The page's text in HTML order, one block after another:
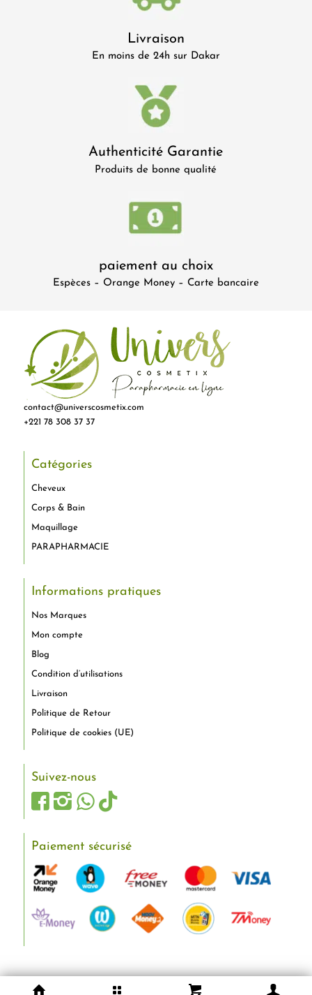
Livraison
En moins de 24h sur Dakar
Authenticité Garantie
Produits de bonne qualité
paiement au choix
Espèces – Orange Money – Carte bancaire
contact@universcosmetix.com
+221 78 308 37 37
Catégories
Cheveux
Corps & Bain
Maquillage
PARAPHARMACIE
Informations pratiques
Nos Marques
Mon compte
Blog
Condition d’utilisations
Livraison
Politique de Retour
Politique de cookies (UE)
Suivez-nous
Paiement sécurisé